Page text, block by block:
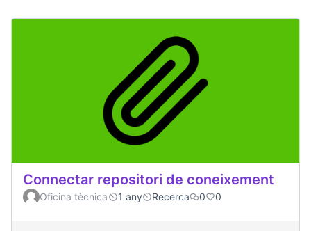
Connectar repositori de coneixement
Oficina tècnica 1 any Recerca 0 0